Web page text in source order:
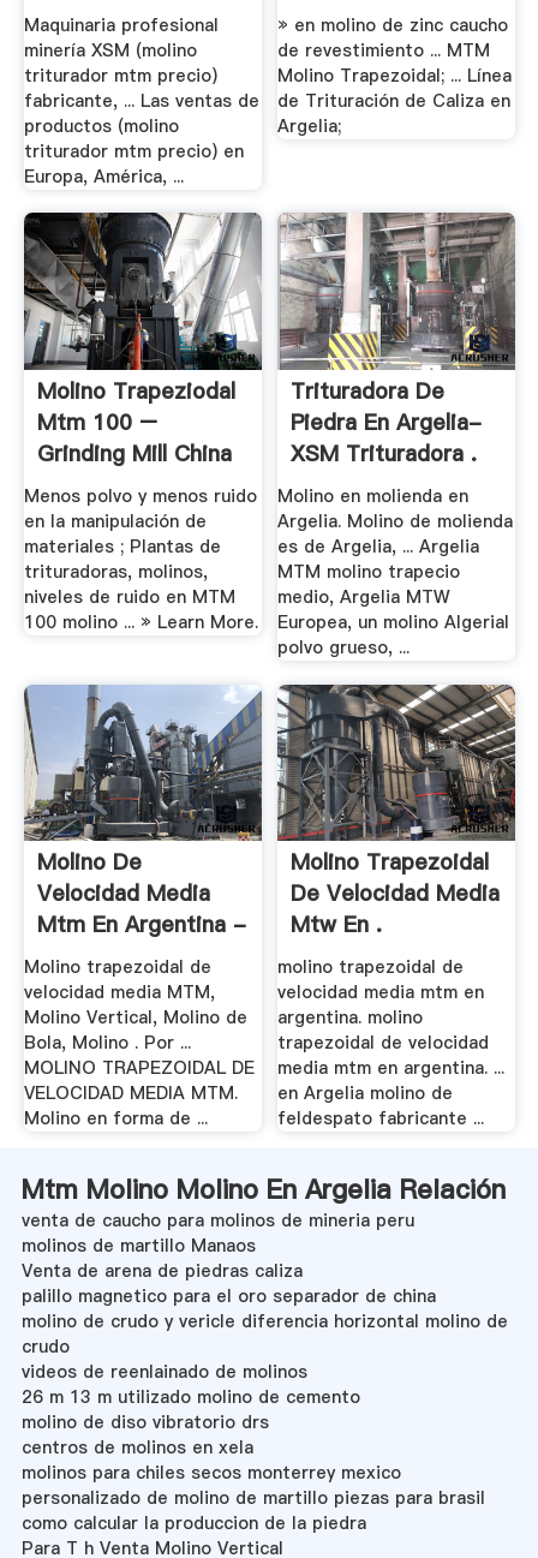
Maquinaria profesional
minería XSM (molino
triturador mtm precio)
fabricante, ... Las ventas de
productos (molino
triturador mtm precio) en
Europa, América, ...
» en molino de zinc caucho
de revestimiento ... MTM
Molino Trapezoidal; ... Línea
de Trituración de Caliza en
Argelia;
Molino Trapeziodal
Mtm 100 –
Grinding Mill China
Menos polvo y menos ruido
en la manipulación de
materiales ; Plantas de
trituradoras, molinos,
niveles de ruido en MTM
100 molino ... » Learn More.
Trituradora De
Piedra En Argelia-
XSM Trituradora .
Molino en molienda en
Argelia. Molino de molienda
es de Argelia, ... Argelia
MTM molino trapecio
medio, Argelia MTW
Europea, un molino Algerial
polvo grueso, ...
Molino De
Velocidad Media
Mtm En Argentina -
.
Molino trapezoidal de
velocidad media MTM,
Molino Vertical, Molino de
Bola, Molino . Por ...
MOLINO TRAPEZOIDAL DE
VELOCIDAD MEDIA MTM.
Molino en forma de ...
Molino Trapezoidal
De Velocidad Media
Mtw En .
molino trapezoidal de
velocidad media mtm en
argentina. molino
trapezoidal de velocidad
media mtm en argentina. ...
en Argelia molino de
feldespato fabricante ...
Mtm Molino Molino En Argelia Relación
venta de caucho para molinos de mineria peru
molinos de martillo Manaos
Venta de arena de piedras caliza
palillo magnetico para el oro separador de china
molino de crudo y vericle diferencia horizontal molino de
crudo
videos de reenlainado de molinos
26 m 13 m utilizado molino de cemento
molino de diso vibratorio drs
centros de molinos en xela
molinos para chiles secos monterrey mexico
personalizado de molino de martillo piezas para brasil
como calcular la produccion de la piedra
Para T h Venta Molino Vertical